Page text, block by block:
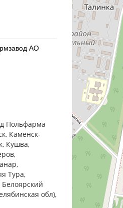
АО
АО
завод
Польфарма
Каменск-
Кушва,
Тура,
обл),